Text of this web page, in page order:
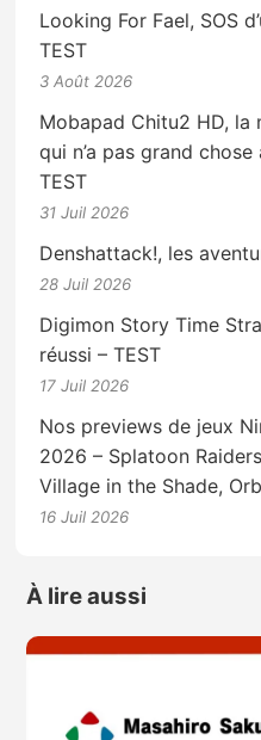
Looking For Fael, SOS
TEST
3 Août 2026
Mobapad Chitu2 HD, la
qui n’a pas grand
TEST
31 Juil 2026
Denshattack!, les
28 Juil 2026
Digimon Story Time
réussi – TEST
17 Juil 2026
Nos previews de jeux
2026 – Splatoon
Village in the Shade,
16 Juil 2026
À lire aussi